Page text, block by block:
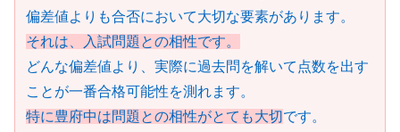
偏差値よりも合否において大切な要素があります。
それは、入試問題との相性です。
どんな偏差値より、実際に過去問を解いて点数を出す
ことが一番合格可能性を測れます。
特に豊府中は問題との相性がとても大切です。